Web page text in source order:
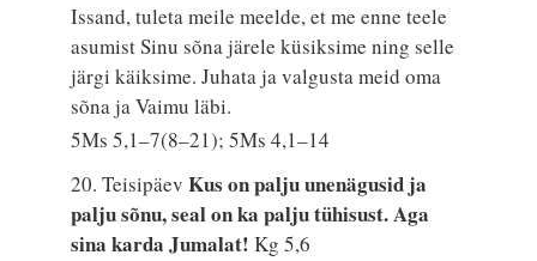
Issand, tuleta meile meelde, et me enne teele
asumist Sinu sõna järele küsiksime ning selle
järgi käiksime. Juhata ja valgusta meid oma
sõna ja Vaimu läbi.
5Ms 5,1–7(8–21); 5Ms 4,1–14
20. TeisipäevKus on palju unenägusid ja
palju sõnu, seal on ka palju tühisust. Aga
sina karda Jumalat!Kg 5,6